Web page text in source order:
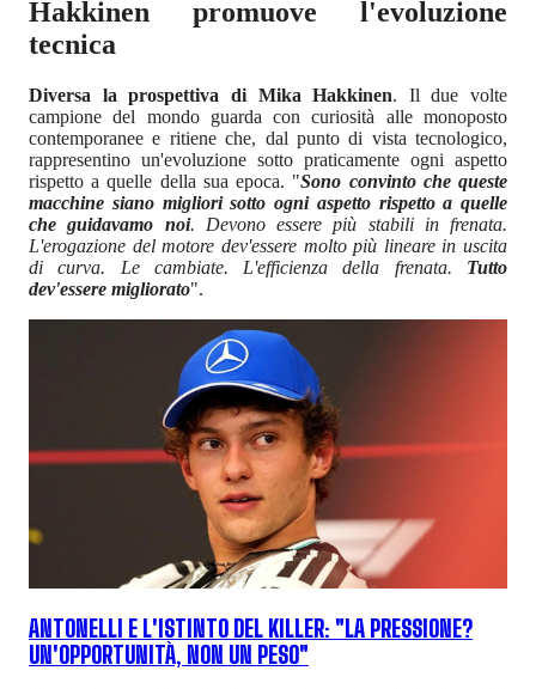
Hakkinen promuove l'evoluzione
tecnica
Diversa la prospettiva di Mika Hakkinen. Il due volte
campione del mondo guarda con curiosità alle monoposto
contemporanee e ritiene che, dal punto di vista tecnologico,
rappresentino un'evoluzione sotto praticamente ogni aspetto
rispetto a quelle della sua epoca. "Sono convinto che queste
macchine siano migliori sotto ogni aspetto rispetto a quelle
che guidavamo noi. Devono essere più stabili in frenata.
L'erogazione del motore dev'essere molto più lineare in uscita
di curva. Le cambiate. L'efficienza della frenata. Tutto
dev'essere migliorato".
ANTONELLI E L'ISTINTO DEL KILLER: "LA PRESSIONE?
UN'OPPORTUNITÀ, NON UN PESO"